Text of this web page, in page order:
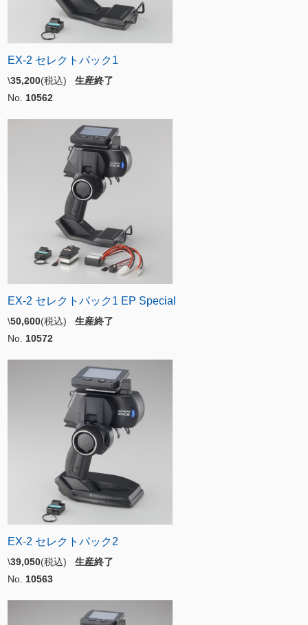
EX-2 セレクトパック1
\35,200(税込) 生産終了
No. 10562
EX-2 セレクトパック1 EP Special
\50,600(税込) 生産終了
No. 10572
EX-2 セレクトパック2
\39,050(税込) 生産終了
No. 10563